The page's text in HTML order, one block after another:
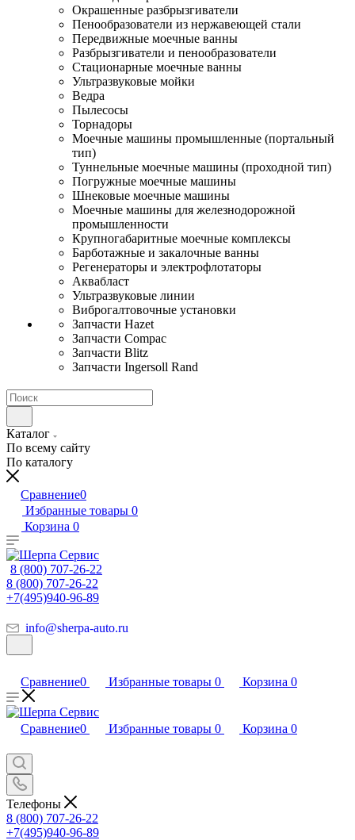
Окрашенные разбрызгиватели
Пенообразователи из нержавеющей стали
Передвижные моечные ванны
Разбрызгиватели и пенообразователи
Стационарные моечные ванны
Ультразвуковые мойки
Ведра
Пылесосы
Торнадоры
Моечные машины промышленные (портальный
тип)
Туннельные моечные машины (проходной тип)
Погружные моечные машины
Шнековые моечные машины
Моечные машины для железнодорожной
промышленности
Крупногабаритные моечные комплексы
Барботажные и закалочные ванны
Регенераторы и электрофлотаторы
Аквабласт
Ультразвуковые линии
Виброгалтовочные установки
Запчасти Hazet
Запчасти Compac
Запчасти Blitz
Запчасти Ingersoll Rand
Каталог
По всему сайту
По каталогу
Сравнение0
Избранные товары 0
Корзина 0
8 (800) 707-26-22
8 (800) 707-26-22
+7(495)940-96-89
info@sherpa-auto.ru
Сравнение0 Избранные товары 0 Корзина 0
Сравнение0 Избранные товары 0 Корзина 0
Телефоны
8 (800) 707-26-22
+7(495)940-96-89